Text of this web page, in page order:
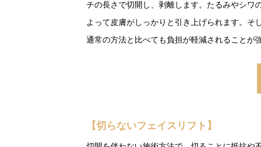
チの長さで切開し、剥離します。たるみやシワ
よって皮膚がしっかりと引き上げられます。そ
通常の方法と比べても負担が軽減されることが
【切らないフェイスリフト】